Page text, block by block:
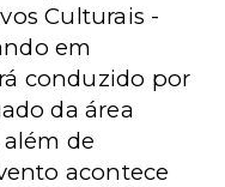
Culturais -
em
conduzido por
da área
de
acontece